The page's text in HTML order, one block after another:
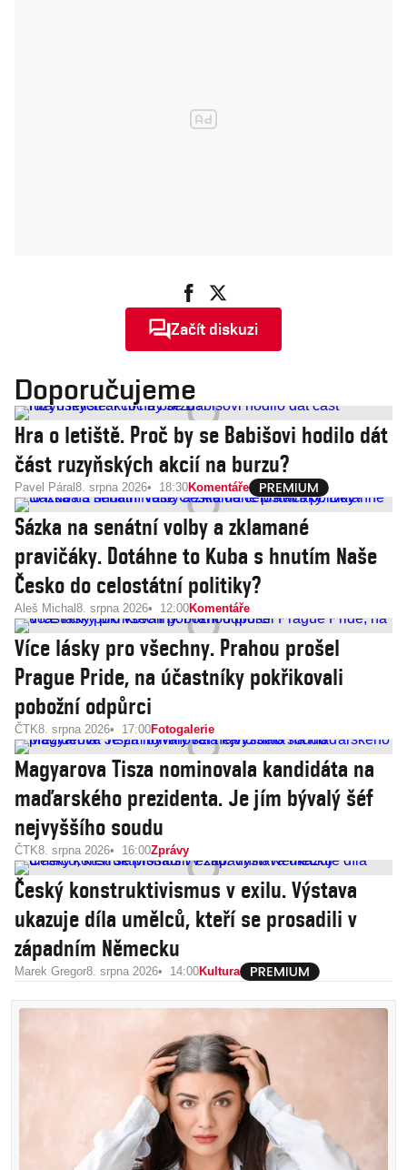
Začít diskuzi
Doporučujeme
Hra o letiště. Proč by se Babišovi hodilo dát
část ruzyňských akcií na burzu?
Pavel Páral 8. srpna 2026 18:30Komentáře
Sázka na senátní volby a zklamané
pravičáky. Dotáhne to Kuba s hnutím Naše
Česko do celostátní politiky?
Aleš Michal 8. srpna 2026 12:00Komentáře
Více lásky pro všechny. Prahou prošel
Prague Pride, na účastníky pokřikovali
pobožní odpůrci
ČTK8. srpna 2026 17:00Fotogalerie
Magyarova Tisza nominovala kandidáta na
maďarského prezidenta. Je jím bývalý šéf
nejvyššího soudu
ČTK8. srpna 2026 16:00Zprávy
Český konstruktivismus v exilu. Výstava
ukazuje díla umělců, kteří se prosadili v
západním Německu
Marek Gregor8. srpna 2026 14:00Kultura